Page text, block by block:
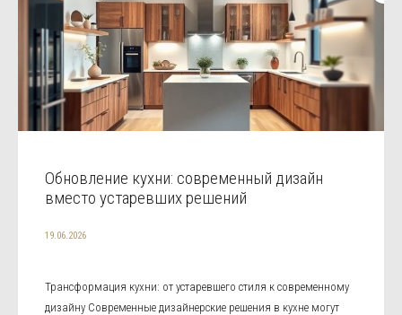
Обновление кухни: современный дизайн
вместо устаревших решений
19.06.2026
Трансформация кухни: от устаревшего стиля к современному
дизайну Современные дизайнерские решения в кухне могут